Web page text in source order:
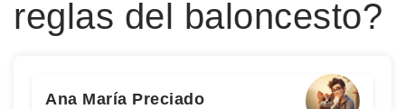
reglas del baloncesto?
Ana María Preciado